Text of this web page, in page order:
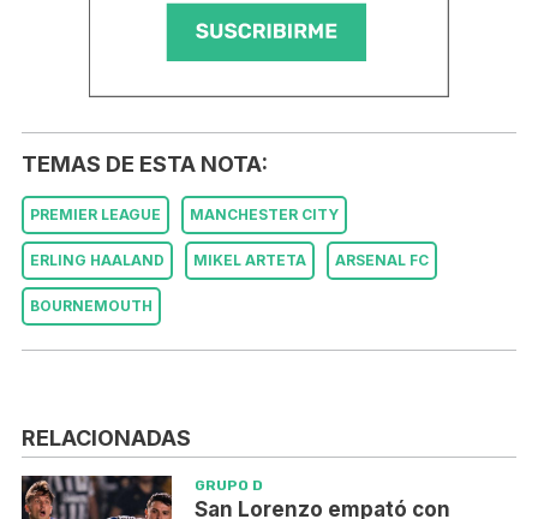
TEMAS DE ESTA NOTA:
PREMIER LEAGUE MANCHESTER CITY
ERLING HAALAND MIKEL ARTETA ARSENAL FC
BOURNEMOUTH
RELACIONADAS
GRUPO D
San Lorenzo empató con